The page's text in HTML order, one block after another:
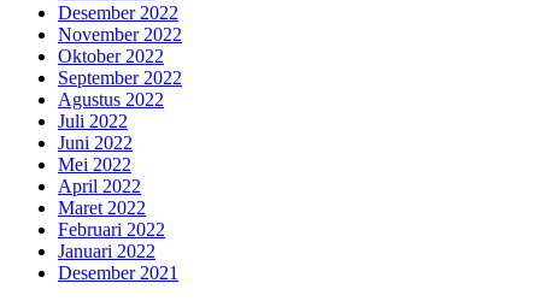
Desember 2022
November 2022
Oktober 2022
September 2022
Agustus 2022
Juli 2022
Juni 2022
Mei 2022
April 2022
Maret 2022
Februari 2022
Januari 2022
Desember 2021